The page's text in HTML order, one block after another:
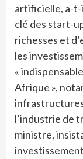
artificielle, a-t-
clé des start-
richesses et
les
«
Afrique »,
l’industrie de
ministre,